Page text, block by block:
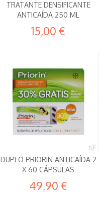
TRATANTE DENSIFICANTE
ANTICAÍDA 250 ML
15,00 €
DUPLO PRIORIN ANTICAÍDA 2
X 60 CÁPSULAS
49,90 €